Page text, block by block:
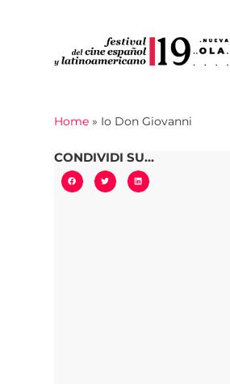
Home » Io Don Giovanni
CONDIVIDI SU...